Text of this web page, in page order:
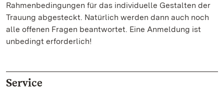
Rahmenbedingungen für das individuelle Gestalten der
Trauung abgesteckt. Natürlich werden dann auch noch
alle offenen Fragen beantwortet. Eine Anmeldung ist
unbedingt erforderlich!
Service